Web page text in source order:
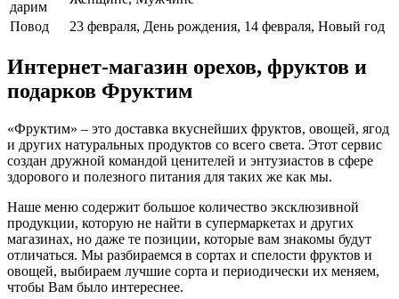
дарим
Повод
23 февраля, День рождения, 14 февраля, Новый год
Интернет-магазин орехов, фруктов и
подарков Фруктим
«Фруктим» – это доставка вкуснейших фруктов, овощей, ягод
и других натуральных продуктов со всего света. Этот сервис
создан дружной командой ценителей и энтузиастов в сфере
здорового и полезного питания для таких же как мы.
Наше меню содержит большое количество эксклюзивной
продукции, которую не найти в супермаркетах и других
магазинах, но даже те позиции, которые вам знакомы будут
отличаться. Мы разбираемся в сортах и спелости фруктов и
овощей, выбираем лучшие сорта и периодически их меняем,
чтобы Вам было интереснее.